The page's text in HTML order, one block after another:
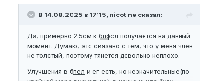
В 14.08.2025 в 17:15, nicotine сказал:
Да, примерно 2.5см к бпфсл получается на данный
момент. Думаю, это связано с тем, что у меня член
не толстый, поэтому тянется довольно неплохо.
Улучшения в бпел и ег есть, но незначительные(по